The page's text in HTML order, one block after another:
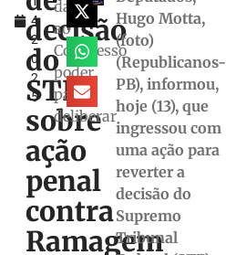
4,
2
0
2
5
decisão
do
STF
sobre
ação
penal
contra
Ramagem
dá
ao
Congresso
poder
para
deliberar
Hugo Motta,
(foto)
(Republicanos-
PB), informou,
hoje (13), que
ingressou com
uma ação para
reverter a
decisão do
Supremo
Tribunal